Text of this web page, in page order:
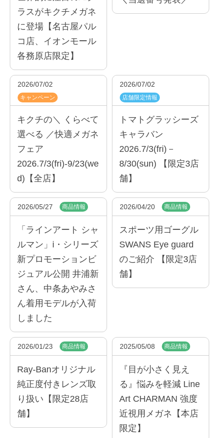
ラスがキクチメガネ
に登場【名古屋パル
コ店、イオンモール
各務原店限定】
2026/07/02
キャンペーン
キクチの＼ くらべて
選べる ／快適メガネ
フェア
2026.7/3(fri)-9/23(we
d)【全店】
2026/07/02
店舗限定情報
トマトグラッシーズ
キャラバン
2026.7/3(fri)－
8/30(sun) 【限定3店
舗】
2026/05/27 商品情報
「ラインアート シャ
ルマン」i・シリーズ
新プロモーションビ
ジュアル公開 井浦新
さん、中条あやみさ
ん着用モデルが入荷
しました
2026/04/20 商品情報
スポーツ用ゴーグル
SWANS Eye guard
のご紹介 【限定3店
舗】
2026/01/23 商品情報
Ray-Banオリジナル
純正度付きレンズ取
り扱い【限定28店
舗】
2025/05/08 商品情報
『目が小さく見え
る』悩みを軽減 Line
Art CHARMAN 強度
近視用メガネ【本店
限定】